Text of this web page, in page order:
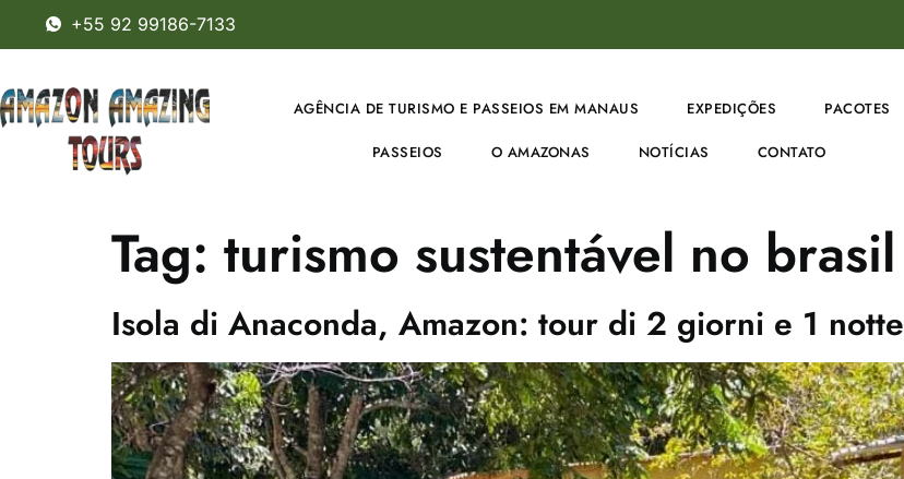
+55 92 99186-7133
AGÊNCIA DE TURISMO E PASSEIOS EM MANAUS EXPEDIÇÕES PACOTES
PASSEIOS O AMAZONAS NOTÍCIAS CONTATO
Tag: turismo sustentável no brasil
Isola di Anaconda, Amazon: tour di 2 giorni e 1 notte